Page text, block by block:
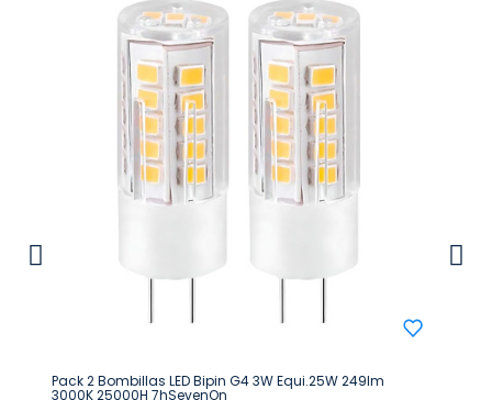
Pack 2 Bombillas LED Bipin G4 3W Equi.25W 249lm
3000K 25000H 7hSevenOn